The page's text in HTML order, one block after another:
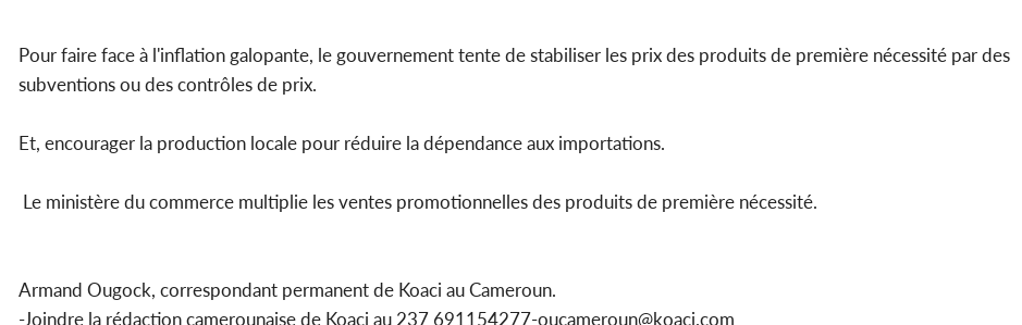
Pour faire face à l'inflation galopante, le gouvernement tente de stabiliser les prix des produits de première nécessité par des
subventions ou des contrôles de prix.
Et, encourager la production locale pour réduire la dépendance aux importations.
Le ministère du commerce multiplie les ventes promotionnelles des produits de première nécessité.
Armand Ougock, correspondant permanent de Koaci au Cameroun.
-Joindre la rédaction camerounaise de Koaci au 237 691154277-oucameroun@koaci.com